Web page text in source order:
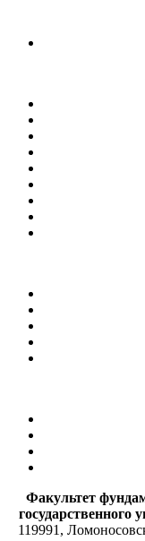
Факультет
119991,